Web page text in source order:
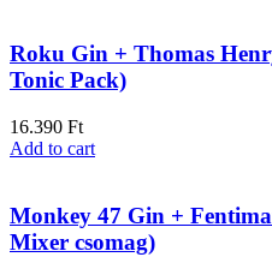
Roku Gin + Thomas
Tonic Pack)
16.390 Ft
Add to cart
Monkey 47 Gin +
Mixer csomag)